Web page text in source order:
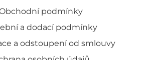
podmínky
a dodací podmínky
a odstoupení od smlouvy